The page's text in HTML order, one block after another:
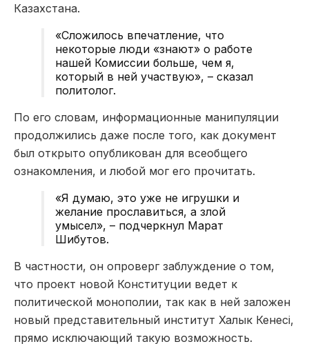
Казахстана.
«Сложилось впечатление, что
некоторые люди «знают» о работе
нашей Комиссии больше, чем я,
который в ней участвую», – сказал
политолог.
По его словам, информационные манипуляции
продолжились даже после того, как документ
был открыто опубликован для всеобщего
ознакомления, и любой мог его прочитать.
«Я думаю, это уже не игрушки и
желание прославиться, а злой
умысел», – подчеркнул Марат
Шибутов.
В частности, он опроверг заблуждение о том,
что проект новой Конституции ведет к
политической монополии, так как в ней заложен
новый представительный институт Халык Кенесi,
прямо исключающий такую возможность.